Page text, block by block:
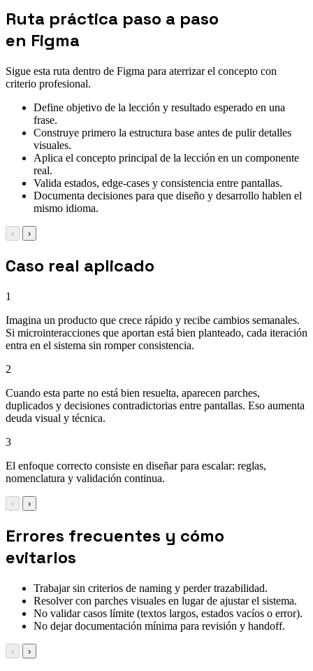
Ruta práctica paso a paso
en Figma
Sigue esta ruta dentro de Figma para aterrizar el concepto con
criterio profesional.
Define objetivo de la lección y resultado esperado en una
frase.
Construye primero la estructura base antes de pulir detalles
visuales.
Aplica el concepto principal de la lección en un componente
real.
Valida estados, edge-cases y consistencia entre pantallas.
Documenta decisiones para que diseño y desarrollo hablen el
mismo idioma.
‹ ›
Caso real aplicado
1
Imagina un producto que crece rápido y recibe cambios semanales.
Si microinteracciones que aportan está bien planteado, cada iteración
entra en el sistema sin romper consistencia.
2
Cuando esta parte no está bien resuelta, aparecen parches,
duplicados y decisiones contradictorias entre pantallas. Eso aumenta
deuda visual y técnica.
3
El enfoque correcto consiste en diseñar para escalar: reglas,
nomenclatura y validación continua.
‹ ›
Errores frecuentes y cómo
evitarlos
Trabajar sin criterios de naming y perder trazabilidad.
Resolver con parches visuales en lugar de ajustar el sistema.
No validar casos límite (textos largos, estados vacíos o error).
No dejar documentación mínima para revisión y handoff.
‹ ›